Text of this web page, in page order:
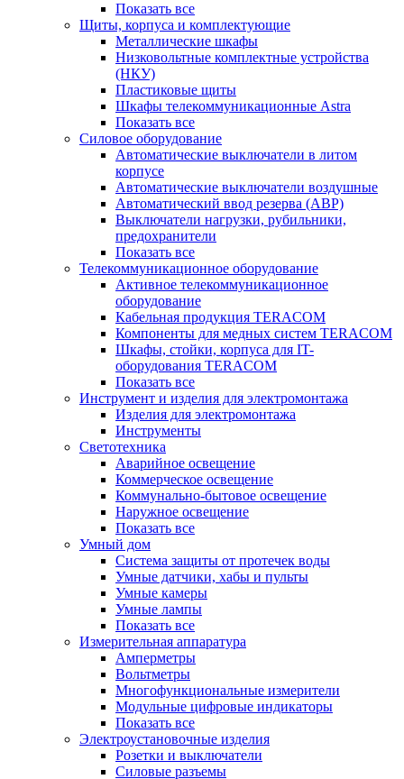
Показать все
Щиты, корпуса и комплектующие
Металлические шкафы
Низковольтные комплектные устройства
(НКУ)
Пластиковые щиты
Шкафы телекоммуникационные Astra
Показать все
Силовое оборудование
Автоматические выключатели в литом
корпусе
Автоматические выключатели воздушные
Автоматический ввод резерва (АВР)
Выключатели нагрузки, рубильники,
предохранители
Показать все
Телекоммуникационное оборудование
Активное телекоммуникационное
оборудование
Кабельная продукция TERACOM
Компоненты для медных систем TERACOM
Шкафы, стойки, корпуса для IT-
оборудования TERACOM
Показать все
Инструмент и изделия для электромонтажа
Изделия для электромонтажа
Инструменты
Светотехника
Аварийное освещение
Коммерческое освещение
Коммунально-бытовое освещение
Наружное освещение
Показать все
Умный дом
Система защиты от протечек воды
Умные датчики, хабы и пульты
Умные камеры
Умные лампы
Показать все
Измерительная аппаратура
Амперметры
Вольтметры
Многофункциональные измерители
Модульные цифровые индикаторы
Показать все
Электроустановочные изделия
Розетки и выключатели
Силовые разъемы